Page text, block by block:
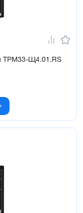
ТРМ33-Щ4.01.RS